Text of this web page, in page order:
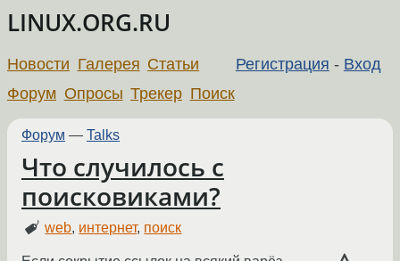
LINUX.ORG.RU
Регистрация - Вход
Новости Галерея Статьи
Форум Опросы Трекер Поиск
Форум — Talks
Что случилось с
поисковиками?
web, интернет, поиск